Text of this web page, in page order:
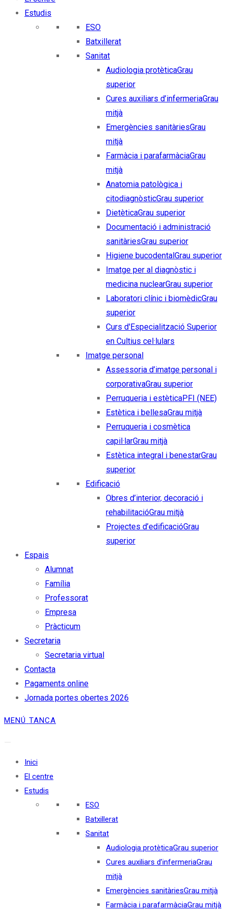
Estudis
ESO
Batxillerat
Sanitat
Audiologia protèticaGrau
superior
Cures auxiliars d’infermeriaGrau
mitjà
Emergències sanitàriesGrau
mitjà
Farmàcia i parafarmàciaGrau
mitjà
Anatomia patològica i
citodiagnòsticGrau superior
DietèticaGrau superior
Documentació i administració
sanitàriesGrau superior
Higiene bucodentalGrau superior
Imatge per al diagnòstic i
medicina nuclearGrau superior
Laboratori clínic i biomèdicGrau
superior
Curs d'Especialització Superior
en Cultius cel·lulars
Imatge personal
Assessoria d’imatge personal i
corporativaGrau superior
Perruqueria i estèticaPFI (NEE)
Estètica i bellesaGrau mitjà
Perruqueria i cosmètica
capil·larGrau mitjà
Estètica integral i benestarGrau
superior
Edificació
Obres d’interior, decoració i
rehabilitacióGrau mitjà
Projectes d’edificacióGrau
superior
Espais
Alumnat
Família
Professorat
Empresa
Pràcticum
Secretaria
Secretaria virtual
Contacta
Pagaments online
Jornada portes obertes 2026
MENÚ TANCA
Inici
El centre
Estudis
ESO
Batxillerat
Sanitat
Audiologia protèticaGrau superior
Cures auxiliars d’infermeriaGrau
mitjà
Emergències sanitàriesGrau mitjà
Farmàcia i parafarmàciaGrau mitjà